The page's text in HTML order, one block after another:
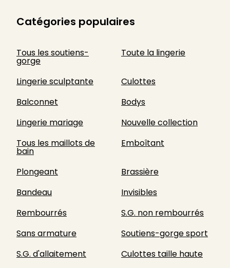
Catégories populaires
Tous les soutiens-
gorge
Toute la lingerie
Lingerie sculptante
Culottes
Balconnet
Bodys
Lingerie mariage
Nouvelle collection
Tous les maillots de
bain
Emboîtant
Plongeant
Brassière
Bandeau
Invisibles
Rembourrés
S.G. non rembourrés
Sans armature
Soutiens-gorge sport
S.G. d'allaitement
Culottes taille haute